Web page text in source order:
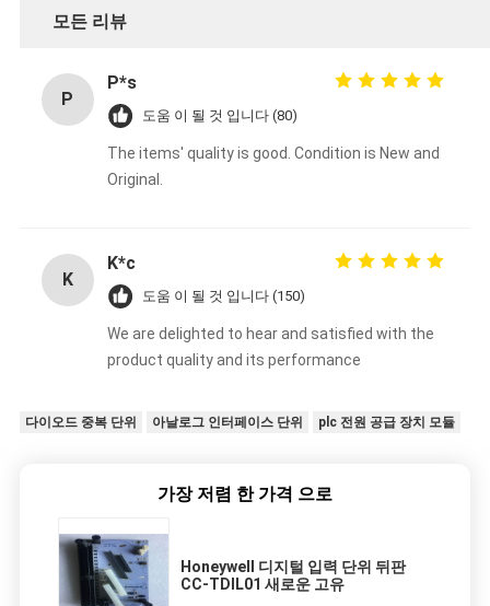
모든 리뷰
P
P*s
도움 이 될 것 입니다 (80)
The items' quality is good. Condition is New and
Original.
K
K*c
도움 이 될 것 입니다 (150)
We are delighted to hear and satisfied with the
product quality and its performance
다이오드 중복 단위 아날로그 인터페이스 단위 plc 전원 공급 장치 모듈
가장 저렴 한 가격 으로
Honeywell 디지털 입력 단위 뒤판
CC-TDIL01 새로운 고유